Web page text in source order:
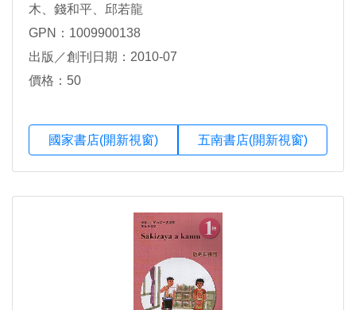
木、錢和平、邱若龍
GPN：1009900138
出版／創刊日期：2010-07
價格：50
國家書店(開新視窗) 五南書店(開新視窗)